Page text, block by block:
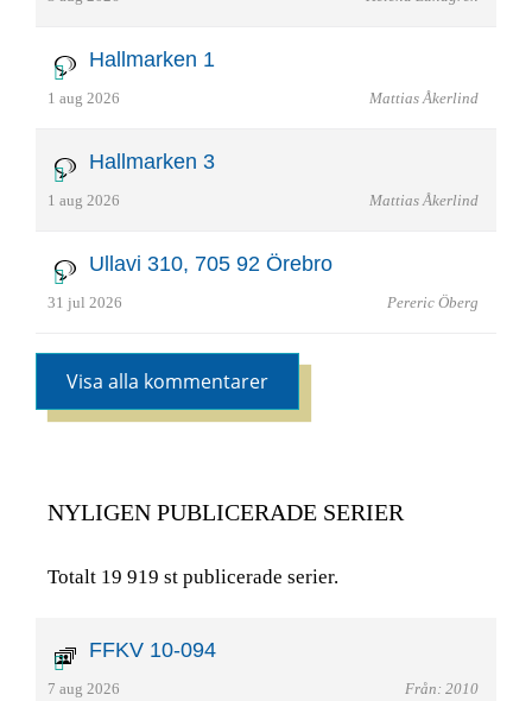
Hallmarken 1
1 aug 2026 Mattias Åkerlind
Hallmarken 3
1 aug 2026 Mattias Åkerlind
Ullavi 310, 705 92 Örebro
31 jul 2026 Pereric Öberg
Visa alla kommentarer
NYLIGEN PUBLICERADE SERIER
Totalt 19 919 st publicerade serier.
FFKV 10-094
7 aug 2026 Från: 2010